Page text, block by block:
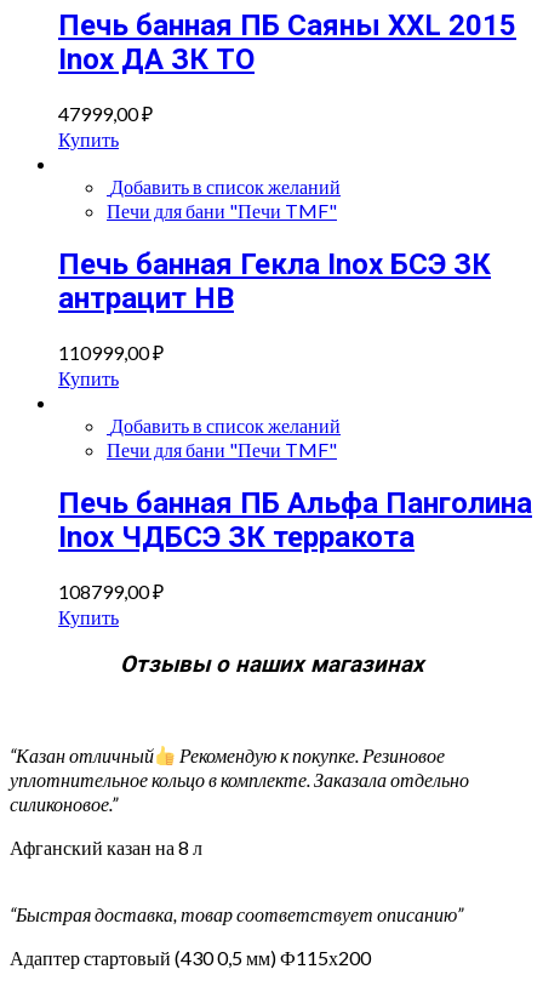
Печь банная ПБ Саяны XXL 2015
Inox ДА ЗК ТО
47999,00₽
Купить
Добавить в список желаний
Печи для бани "Печи TMF"
Печь банная Гекла Inox БСЭ ЗК
антрацит НВ
110999,00₽
Купить
Добавить в список желаний
Печи для бани "Печи TMF"
Печь банная ПБ Альфа Панголина
Inox ЧДБСЭ ЗК терракота
108799,00₽
Купить
Отзывы о наших магазинах
“Казан отличный
Рекомендую к покупке. Резиновое
уплотнительное кольцо в комплекте. Заказала отдельно
силиконовое.”
Афганский казан на 8 л
“Быстрая доставка, товар соответствует описанию”
Адаптер стартовый (430 0,5 мм) Ф115х200